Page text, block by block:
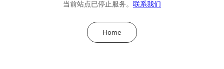
当前站点已停止服务。 联系我们
Home